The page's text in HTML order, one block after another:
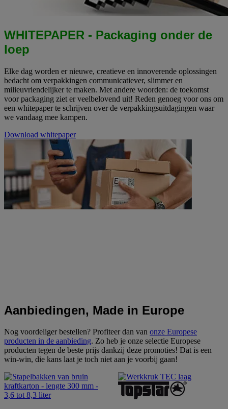
WHITEPAPER - Packaging onder de
loep
Elke dag worden er nieuwe, creatieve en innoverende oplossingen
bedacht om verpakkingen communicatiever, slimmer en
milieuvriendelijker te maken. Met andere woorden: de toekomst
voor packaging ziet er veelbelovend uit! Reden genoeg voor ons om
een whitepaper te schrijven over de verpakkingsuitdagingen waar
we vandaag mee kampen.
Download whitepaper
Aanbiedingen, Made in Europe
Nog voordeliger bestellen? Profiteer dan van onze Europese
producten in de aanbieding. Zo heb je onze selectie Europese
producten tegen de beste prijs dankzij deze promoties! Dat is een
win-win, die kans laat je toch niet aan je voorbij gaan!